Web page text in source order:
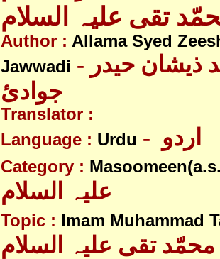
تقی علیہ السلام
Author : Allama Syed
Jawwadi - علامہ سیّد ذیشان حیدر
جوادئ
Translator :
Language : Urdu
Category :
Topic : Imam Muhammad
محمّد تقی علیہ السلام